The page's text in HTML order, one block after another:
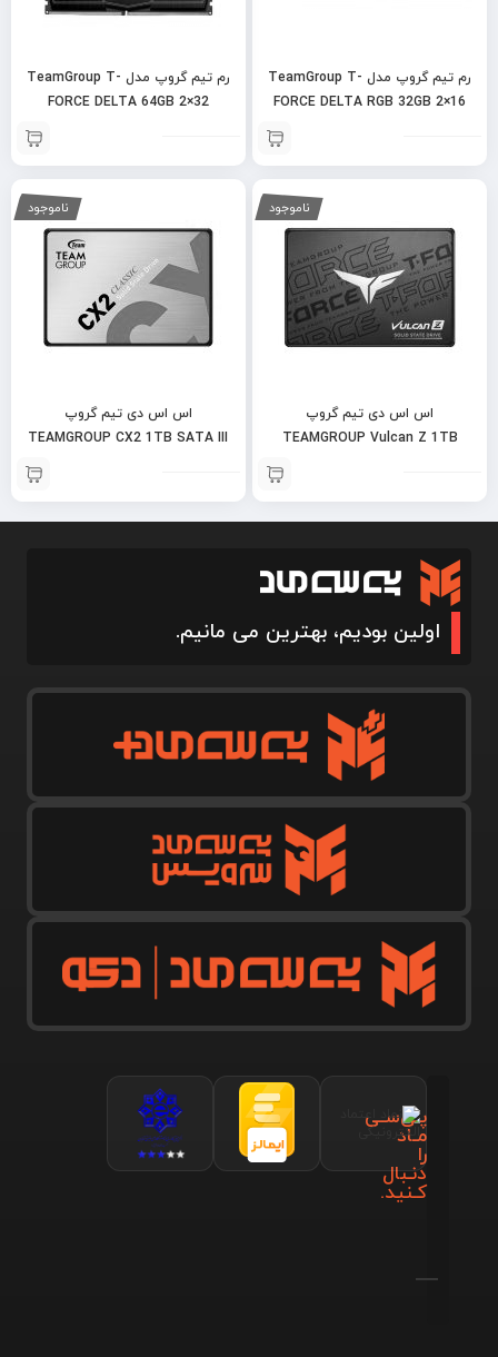
رم تیم گروپ مدل TeamGroup T-
FORCE DELTA RGB 32GB 2×16
رم تیم گروپ مدل TeamGroup T-
FORCE DELTA 64GB 2×32
ناموجود
اس اس دی تیم گروپ
TEAMGROUP Vulcan Z 1TB
ناموجود
اس اس دی تیم گروپ
TEAMGROUP CX2 1TB SATA III
اولین بودیم، بهترین می مانیم.
پـی‌سـی
مـاد
را
دنـبال
کـنید.